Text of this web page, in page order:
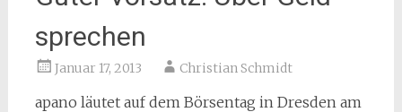
sprechen
Januar 17, 2013 Christian Schmidt
apano läutet auf dem Börsentag in Dresden am